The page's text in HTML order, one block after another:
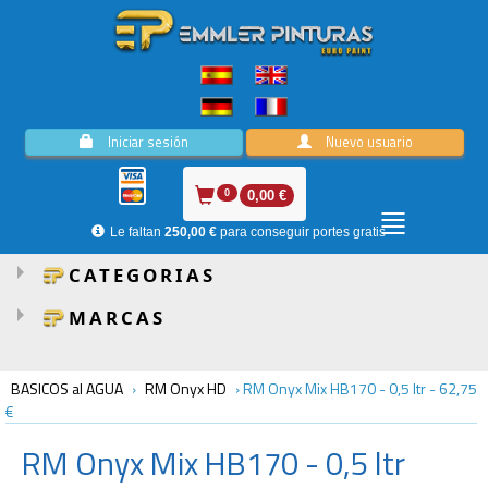
Iniciar sesión Nuevo usuario
0 0,00 €
Le faltan 250,00 € para conseguir portes gratis
CATEGORIAS
MARCAS
BASICOS al AGUA › RM Onyx HD ›RM Onyx Mix HB170 - 0,5 ltr-62,75
€
RM Onyx Mix HB170 - 0,5 ltr